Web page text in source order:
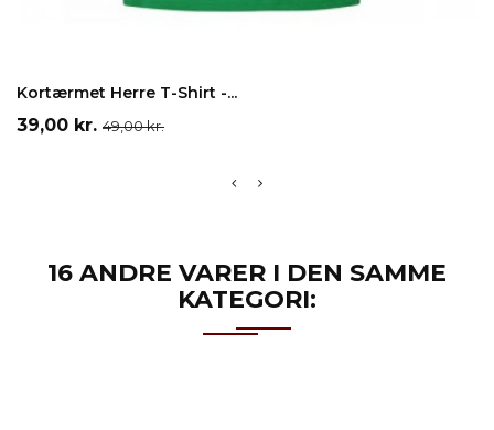
Rød Orange
Blå GrønGul
Kortærmet Herre T-Shirt -...
Pris
39,00 kr. Normalpris
49,00 kr.
16 ANDRE VARER I DEN SAMME
KATEGORI: